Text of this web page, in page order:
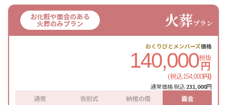
お化粧や面会のある
火葬のみプラン 火葬プラン
おくりびとメンバーズ価格
140,000税抜
円
(税込154,000円)
通常価格 税込231,000円
通夜 告別式 納棺の儀 面会